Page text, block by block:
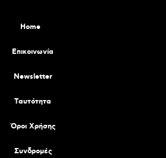
Home
Επικοινωνία
Newsletter
Tαυτότητα
Όροι Χρήσης
Συνδρομές